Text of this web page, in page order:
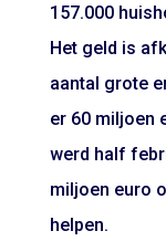
157.000
Het geld is
aantal grote
er 60 miljoen
werd half
miljoen euro
helpen.